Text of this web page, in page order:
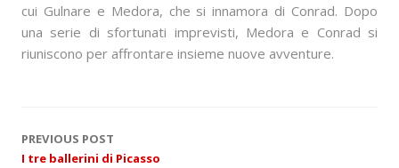
cui Gulnare e Medora, che si innamora di Conrad. Dopo
una serie di sfortunati imprevisti, Medora e Conrad si
riuniscono per affrontare insieme nuove avventure.
P
PREVIOUS POST
I tre ballerini di Picasso